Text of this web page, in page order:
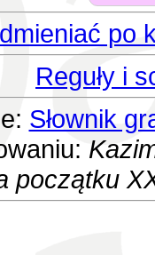
po
Reguły i
Słownik
początku